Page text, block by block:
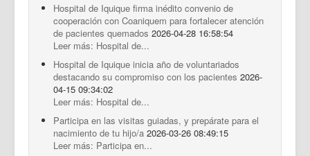
Hospital de Iquique firma inédito convenio de
cooperación con Coaniquem para fortalecer atención
de pacientes quemados 2026-04-28 16:58:54
Leer más: Hospital de...
Hospital de Iquique inicia año de voluntariados
destacando su compromiso con los pacientes 2026-
04-15 09:34:02
Leer más: Hospital de...
Participa en las visitas guiadas, y prepárate para el
nacimiento de tu hijo/a 2026-03-26 08:49:15
Leer más: Participa en...